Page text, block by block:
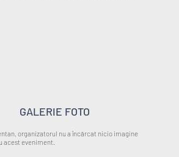
GALERIE FOTO
organizatorul nu a încărcat nicio imagine
acest eveniment.